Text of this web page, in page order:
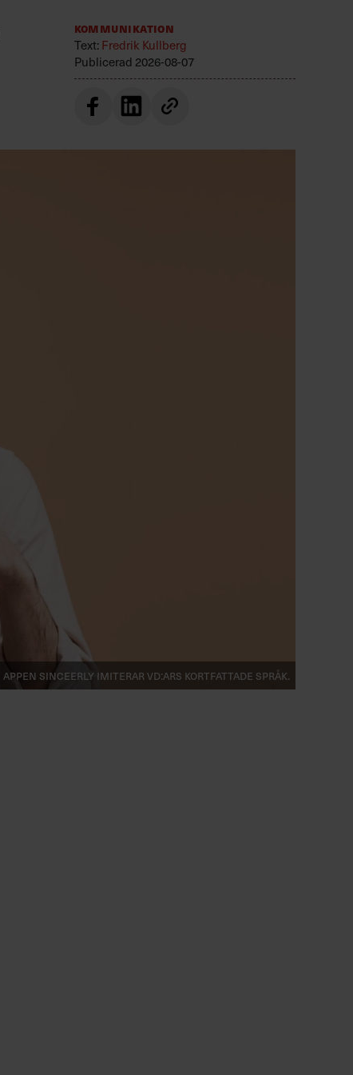
Kommunikation
Text:Fredrik Kullberg
Publicerad 2026-08-07
Appen Sinceerly imiterar vd:ars kortfattade språk.